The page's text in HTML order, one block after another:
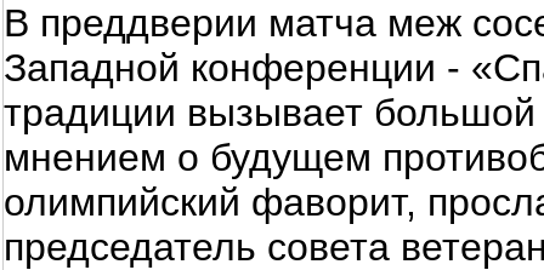
В преддверии матча меж
Западной конференции -
традиции вызывает
мнением о будущем
олимпийский фаворит,
председатель совета